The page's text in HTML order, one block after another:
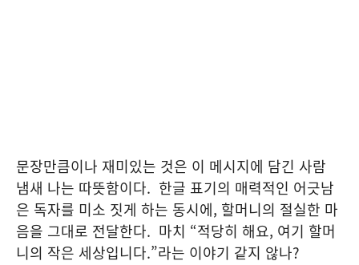
문장만큼이나 재미있는 것은 이 메시지에 담긴 사람
냄새 나는 따뜻함이다. 한글 표기의 매력적인 어긋남
은 독자를 미소 짓게 하는 동시에, 할머니의 절실한 마
음을 그대로 전달한다. 마치 “적당히 해요, 여기 할머
니의 작은 세상입니다.”라는 이야기 같지 않나?